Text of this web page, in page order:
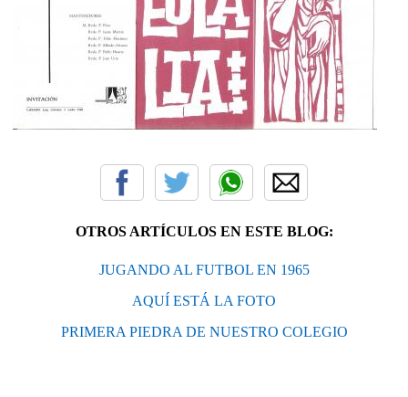
OTROS ARTÍCULOS EN ESTE BLOG:
JUGANDO AL FUTBOL EN 1965
AQUÍ ESTÁ LA FOTO
PRIMERA PIEDRA DE NUESTRO COLEGIO